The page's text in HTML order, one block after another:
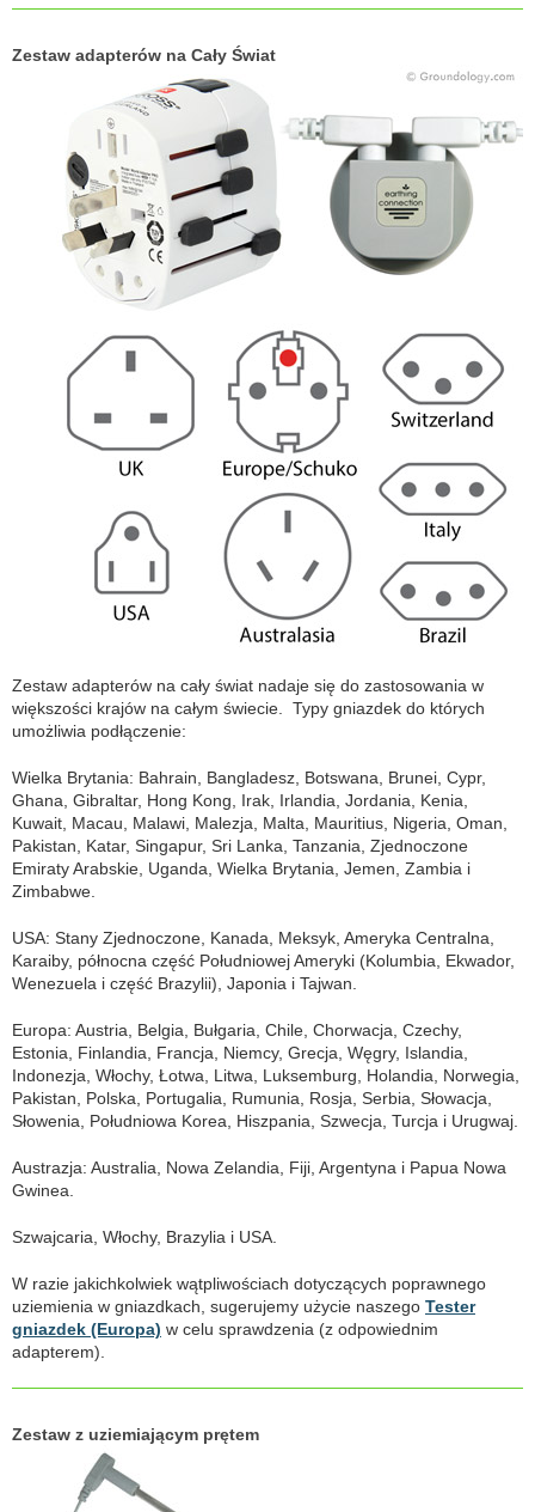
Zestaw adapterów na Cały Świat
Zestaw adapterów na cały świat nadaje się do zastosowania w
większości krajów na całym świecie. Typy gniazdek do których
umożliwia podłączenie:
Wielka Brytania: Bahrain, Bangladesz, Botswana, Brunei, Cypr,
Ghana, Gibraltar, Hong Kong, Irak, Irlandia, Jordania, Kenia,
Kuwait, Macau, Malawi, Malezja, Malta, Mauritius, Nigeria, Oman,
Pakistan, Katar, Singapur, Sri Lanka, Tanzania, Zjednoczone
Emiraty Arabskie, Uganda, Wielka Brytania, Jemen, Zambia i
Zimbabwe.
USA: Stany Zjednoczone, Kanada, Meksyk, Ameryka Centralna,
Karaiby, północna część Południowej Ameryki (Kolumbia, Ekwador,
Wenezuela i część Brazylii), Japonia i Tajwan.
Europa: Austria, Belgia, Bułgaria, Chile, Chorwacja, Czechy,
Estonia, Finlandia, Francja, Niemcy, Grecja, Węgry, Islandia,
Indonezja, Włochy, Łotwa, Litwa, Luksemburg, Holandia, Norwegia,
Pakistan, Polska, Portugalia, Rumunia, Rosja, Serbia, Słowacja,
Słowenia, Południowa Korea, Hiszpania, Szwecja, Turcja i Urugwaj.
Austrazja: Australia, Nowa Zelandia, Fiji, Argentyna i Papua Nowa
Gwinea.
Szwajcaria, Włochy, Brazylia i USA.
W razie jakichkolwiek wątpliwościach dotyczących poprawnego
uziemienia w gniazdkach, sugerujemy użycie naszego Tester
gniazdek (Europa) w celu sprawdzenia (z odpowiednim
adapterem).
Zestaw z uziemiającym prętem